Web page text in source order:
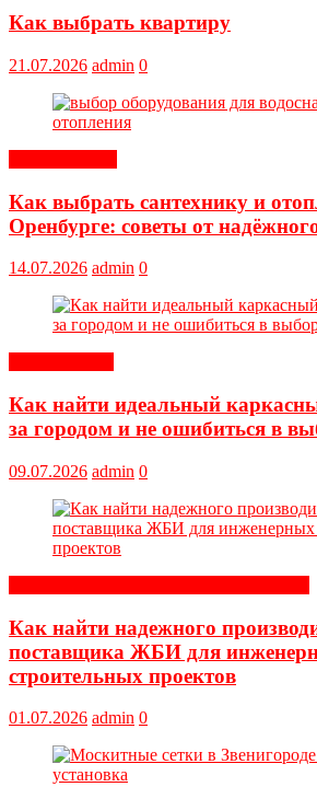
Как выбрать квартиру
21.07.2026 admin 0
Как выбрать сантехнику и
Оренбурге: советы от
14.07.2026 admin 0
Как найти идеальный
за городом и не ошибиться в
09.07.2026 admin 0
Как найти надежного
поставщика ЖБИ для
строительных проектов
01.07.2026 admin 0